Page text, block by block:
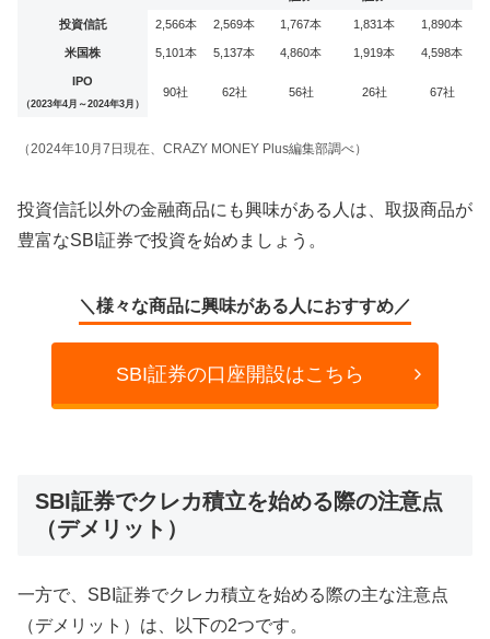
投資信託 2,566本 2,569本 1,767本 1,831本 1,890本
米国株 5,101本 5,137本 4,860本 1,919本 4,598本
IPO
（2023年4月～2024年3月）
90社 62社 56社 26社 67社
（2024年10月7日現在、CRAZY MONEY Plus編集部調べ）
投資信託以外の金融商品にも興味がある人は、取扱商品が
豊富なSBI証券で投資を始めましょう。
＼様々な商品に興味がある人におすすめ／
SBI証券の口座開設はこちら
SBI証券でクレカ積立を始める際の注意点
（デメリット）
一方で、SBI証券でクレカ積立を始める際の主な注意点
（デメリット）は、以下の2つです。